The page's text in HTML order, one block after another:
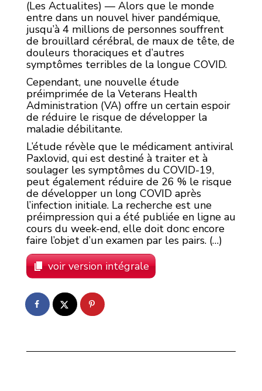
(Les Actualites) — Alors que le monde
entre dans un nouvel hiver pandémique,
jusqu’à 4 millions de personnes souffrent
de brouillard cérébral, de maux de tête, de
douleurs thoraciques et d’autres
symptômes terribles de la longue COVID.
Cependant, une nouvelle étude
préimprimée de la Veterans Health
Administration (VA) offre un certain espoir
de réduire le risque de développer la
maladie débilitante.
L’étude révèle que le médicament antiviral
Paxlovid, qui est destiné à traiter et à
soulager les symptômes du COVID-19,
peut également réduire de 26 % le risque
de développer un long COVID après
l’infection initiale. La recherche est une
préimpression qui a été publiée en ligne au
cours du week-end, elle doit donc encore
faire l’objet d’un examen par les pairs. (…)
voir version intégrale